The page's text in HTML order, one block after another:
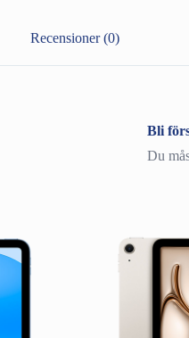
Recensioner (0)
Bli
Du